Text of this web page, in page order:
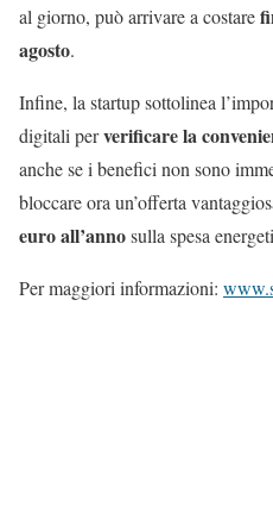
al giorno, può arrivare a costare
agosto.
Infine, la startup sottolinea
digitali perverificare la
anche se i benefici non sono
bloccare ora un’offerta
euro all’annosulla spesa
Per maggiori informazioni: